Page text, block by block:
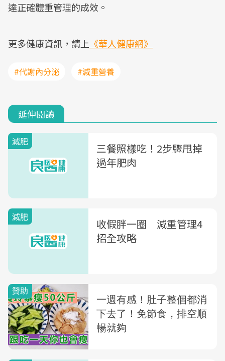
達正確體重管理的成效。
更多健康資訊，請上 《華人健康網》
#代謝內分泌 #減重營養
延伸閱讀
減肥
三餐照樣吃！2步驟甩掉
過年肥肉
減肥
收假胖一圈 減重管理4
招全攻略